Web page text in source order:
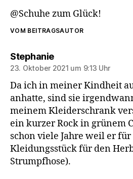
@Schuhe zum Glück!
VOM BEITRAGSAUTOR
Stephaniesagt:
23. Oktober 2021 um 9:13 Uhr
Da ich in meiner Kindheit
anhatte, sind sie
meinem Kleiderschrank
ein kurzer Rock in grünem
schon viele Jahre weil er
Kleidungsstück für den
Strumpfhose).